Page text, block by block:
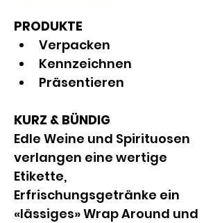
PRODUKTE
Verpacken
Kennzeichnen
Präsentieren
KURZ & BÜNDIG
Edle Weine und Spirituosen
verlangen eine wertige
Etikette,
Erfrischungsgetränke ein
«lässiges» Wrap Around und